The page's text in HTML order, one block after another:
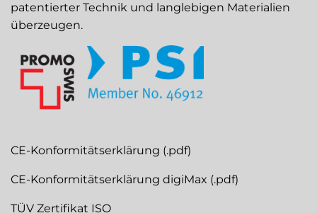
patentierter Technik und langlebigen Materialien
überzeugen.
CE-Konformitätserklärung (.pdf)
CE-Konformitätserklärung digiMax (.pdf)
TÜV Zertifikat ISO